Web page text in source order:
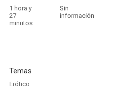
1 hora y
27
minutos
Sin
información
Temas
Erótico